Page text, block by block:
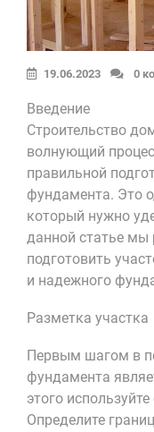
19.06.2023 0
Введение
Строительство
волнующий
правильной
фундамента. Это
который нужно
данной статье мы
подготовить
и надежного
Разметка участка
Первым шагом в
фундамента
этого
Определите